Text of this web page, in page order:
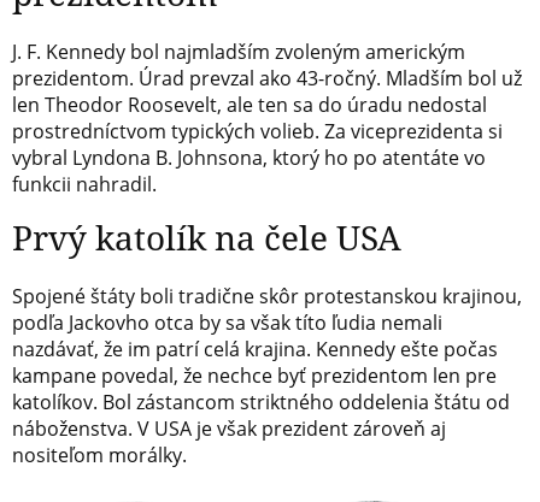
J. F. Kennedy bol najmladším zvoleným americkým
prezidentom. Úrad prevzal ako 43-ročný. Mladším bol už
len Theodor Roosevelt, ale ten sa do úradu nedostal
prostredníctvom typických volieb. Za viceprezidenta si
vybral Lyndona B. Johnsona, ktorý ho po atentáte vo
funkcii nahradil.
Prvý katolík na čele USA
Spojené štáty boli tradične skôr protestanskou krajinou,
podľa Jackovho otca by sa však títo ľudia nemali
nazdávať, že im patrí celá krajina. Kennedy ešte počas
kampane povedal, že nechce byť prezidentom len pre
katolíkov. Bol zástancom striktného oddelenia štátu od
náboženstva. V USA je však prezident zároveň aj
nositeľom morálky.